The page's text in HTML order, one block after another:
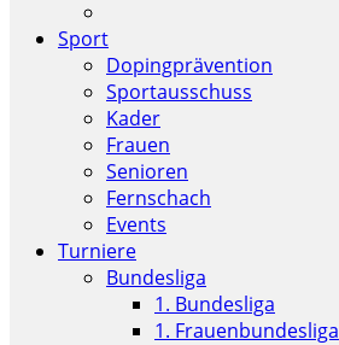
Sport
Dopingprävention
Sportausschuss
Kader
Frauen
Senioren
Fernschach
Events
Turniere
Bundesliga
1. Bundesliga
1. Frauenbundesliga